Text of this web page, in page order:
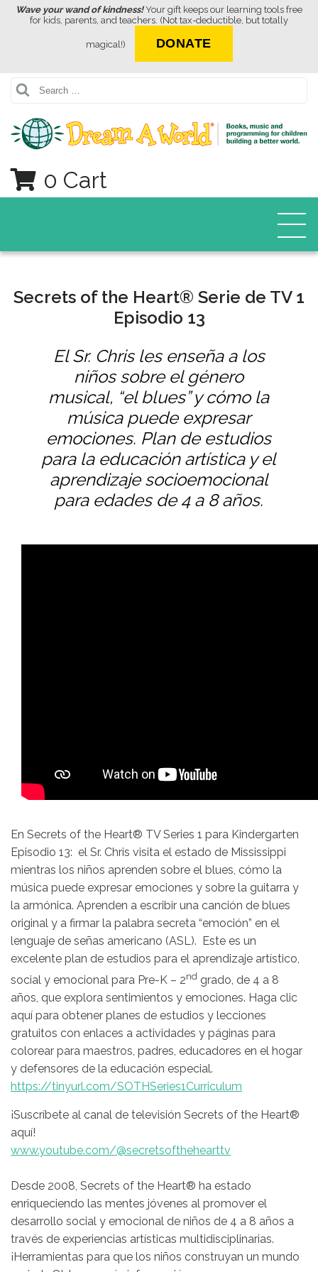
Wave your wand of kindness!Your gift keeps our learning tools free
for kids, parents, and teachers. (Not tax-deductible, but totally
magical!) DONATE
Search
0 Cart
Secrets of the Heart® Serie de TV 1
Episodio 13
El Sr. Chris les enseña a los
niños sobre el género
musical, “el blues” y cómo la
música puede expresar
emociones. Plan de estudios
para la educación artística y el
aprendizaje socioemocional
para edades de 4 a 8 años.
En Secrets of the Heart® TV Series 1 para Kindergarten
Episodio 13: el Sr. Chris visita el estado de Mississippi
mientras los niños aprenden sobre el blues, cómo la
música puede expresar emociones y sobre la guitarra y
la armónica. Aprenden a escribir una canción de blues
original y a firmar la palabra secreta “emoción” en el
lenguaje de señas americano (ASL). Este es un
excelente plan de estudios para el aprendizaje artístico,
social y emocional para Pre-K – 2nd grado, de 4 a 8
años, que explora sentimientos y emociones. Haga clic
aquí para obtener planes de estudios y lecciones
gratuitos con enlaces a actividades y páginas para
colorear para maestros, padres, educadores en el hogar
y defensores de la educación especial.
https://tinyurl.com/SOTHSeries1Curriculum
¡Suscríbete al canal de televisión Secrets of the Heart®
aquí!
www.youtube.com/@secretsofthehearttv
Desde 2008, Secrets of the Heart® ha estado
enriqueciendo las mentes jóvenes al promover el
desarrollo social y emocional de niños de 4 a 8 años a
través de experiencias artísticas multidisciplinarias.
¡Herramientas para que los niños construyan un mundo